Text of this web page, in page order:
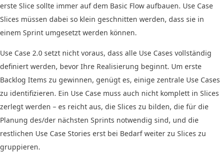
erste Slice sollte immer auf dem Basic Flow aufbauen. Use Case
Slices müssen dabei so klein geschnitten werden, dass sie in
einem Sprint umgesetzt werden können.
Use Case 2.0 setzt nicht voraus, dass alle Use Cases vollständig
definiert werden, bevor Ihre Realisierung beginnt. Um erste
Backlog Items zu gewinnen, genügt es, einige zentrale Use Cases
zu identifizieren. Ein Use Case muss auch nicht komplett in Slices
zerlegt werden – es reicht aus, die Slices zu bilden, die für die
Planung des/der nächsten Sprints notwendig sind, und die
restlichen Use Case Stories erst bei Bedarf weiter zu Slices zu
gruppieren.